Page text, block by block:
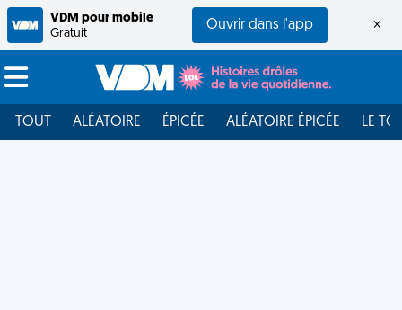
VDM pour mobile
Gratuit
Ouvrir dans l'app ×
TOUT ALÉATOIRE ÉPICÉE ALÉATOIRE ÉPICÉE LE